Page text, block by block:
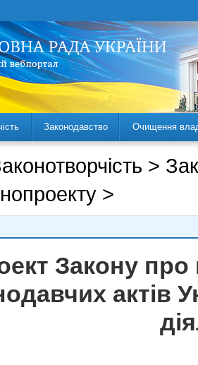
Законодавство Очищення
>
>
Закону про
актів